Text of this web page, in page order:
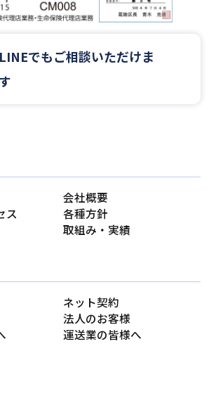
LINEでもご相談いただけま
す
会社概要
ス
各種方針
取組み・実績
ネット契約
法人のお客様
運送業の皆様へ